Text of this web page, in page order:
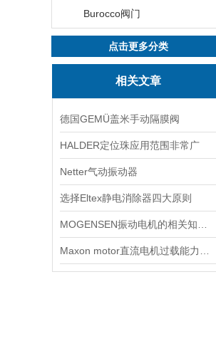
Burocco阀门
点击更多分类
相关文章
德国GEMÜ盖米手动隔膜阀
HALDER定位珠应用范围非常广
Netter气动振动器
选择Eltex静电消除器四大原则